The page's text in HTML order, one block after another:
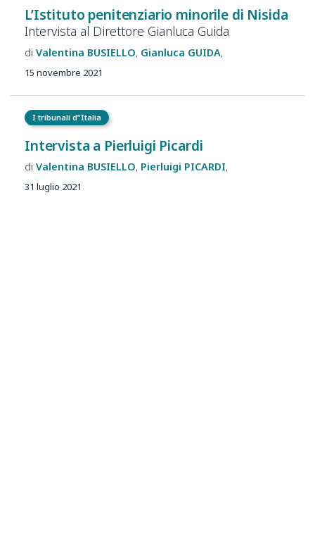
L’Istituto penitenziario minorile di Nisida
Intervista al Direttore Gianluca Guida
Valentina BUSIELLO Gianluca GUIDA
15 novembre 2021
I tribunali d”Italia
Intervista a Pierluigi Picardi
Valentina BUSIELLO Pierluigi PICARDI
31 luglio 2021